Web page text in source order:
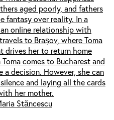
aged poorly, and fathers
fantasy over reality. In a
online relationship with
to Brașov, where Toma
drives her to return home
comes to Bucharest and
a decision. However, she can
and laying all the cards
her mother.
Stăncescu